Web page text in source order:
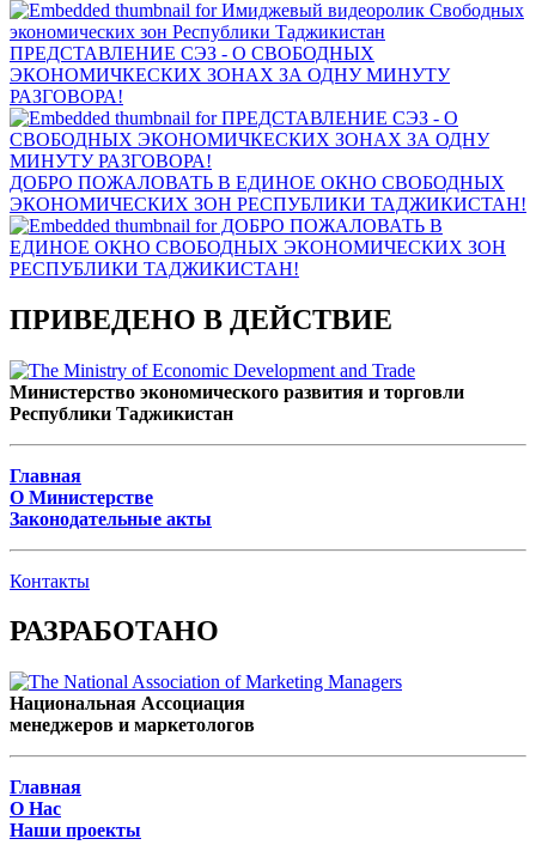
ПРЕДСТАВЛЕНИЕ СЭЗ - О СВОБОДНЫХ
ЭКОНОМИЧКЕСКИХ ЗОНАХ ЗА ОДНУ МИНУТУ
РАЗГОВОРА!
ДОБРО ПОЖАЛОВАТЬ В ЕДИНОЕ ОКНО СВОБОДНЫХ
ЭКОНОМИЧЕСКИХ ЗОН РЕСПУБЛИКИ ТАДЖИКИСТАН!
ПРИВЕДЕНО В ДЕЙСТВИЕ
Министерство экономического развития и торговли
Республики Таджикистан
Главная
О Министерстве
Законодательные акты
Контакты
РАЗРАБОТАНО
Национальная Ассоциация
менеджеров и маркетологов
Главная
О Нас
Наши проекты